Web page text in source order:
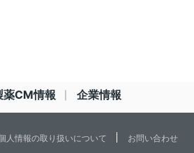
薬CM情報 企業情報
人情報の取り扱いについて お問い合わせ